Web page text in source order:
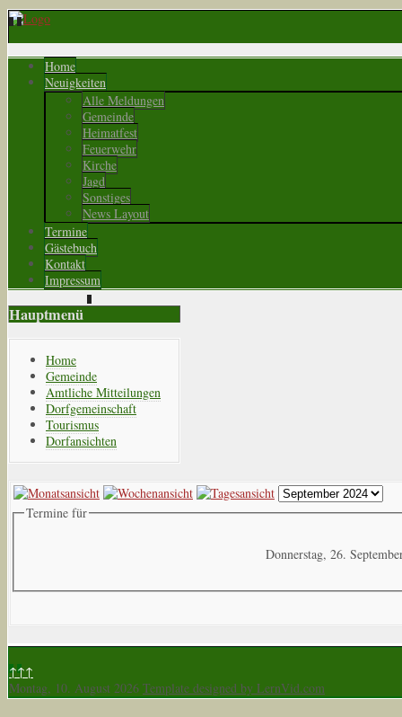
Home
Neuigkeiten
Alle Meldungen
Gemeinde
Heimatfest
Feuerwehr
Kirche
Jagd
Sonstiges
News Layout
Termine
Gästebuch
Kontakt
Impressum
Hauptmenü
Home
Gemeinde
Amtliche Mitteilungen
Dorfgemeinschaft
Tourismus
Dorfansichten
Termine für
Donnerstag, 26.
↑↑↑
Montag, 10. August 2026 Template designed by LernVid.com